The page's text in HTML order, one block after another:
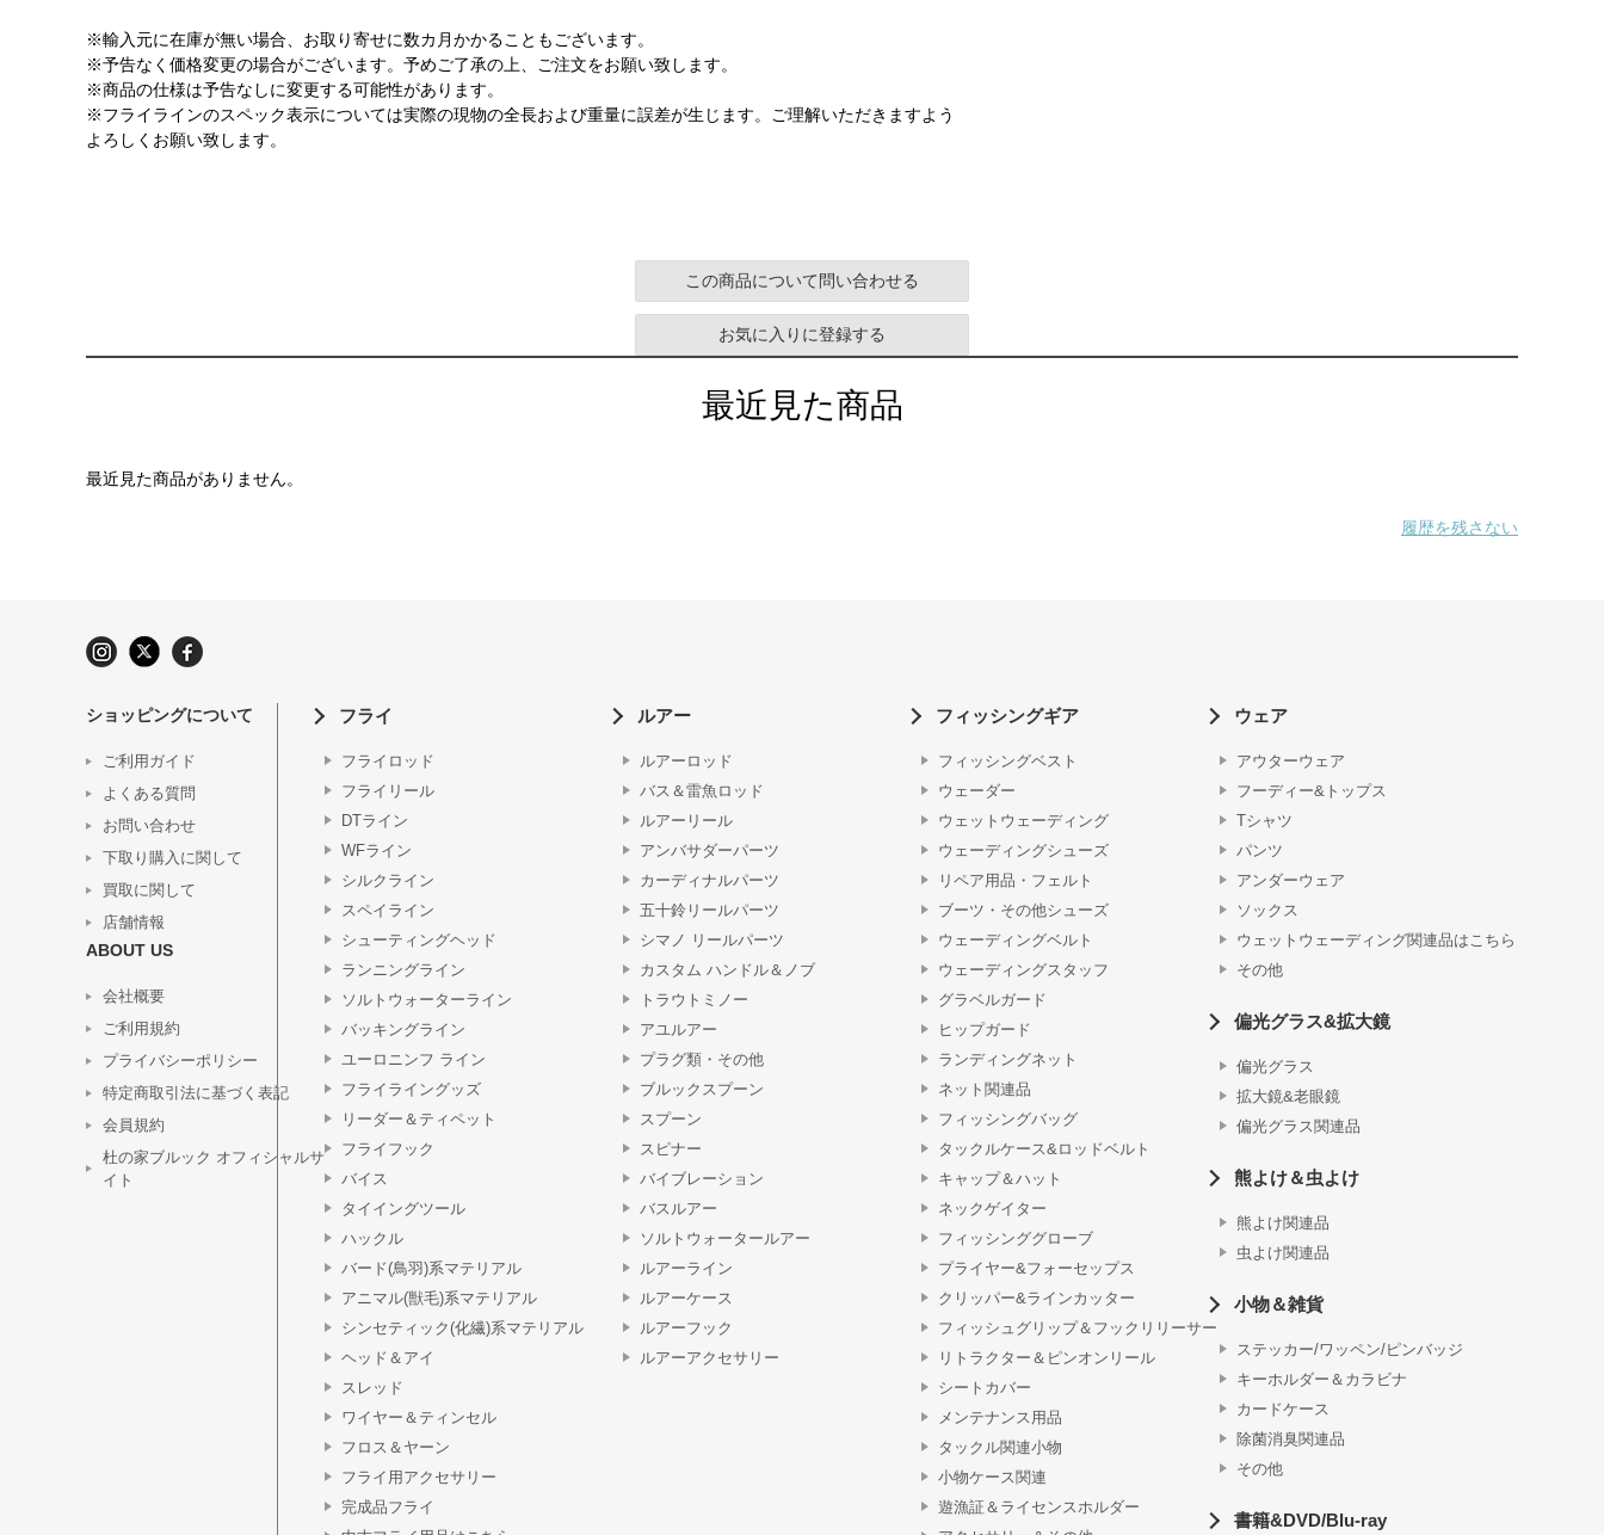
※輸入元に在庫が無い場合、お取り寄せに数カ月かかることもございます。
※予告なく価格変更の場合がございます。予めご了承の上、ご注文をお願い致します。
※商品の仕様は予告なしに変更する可能性があります。
※フライラインのスペック表示については実際の現物の全長および重量に誤差が生じます。ご理解いただきますよう
よろしくお願い致します。
この商品について問い合わせる
お気に入りに登録する
最近見た商品
最近見た商品がありません。
履歴を残さない
ショッピングについて
ご利用ガイド
よくある質問
お問い合わせ
下取り購入に関して
買取に関して
店舗情報
ABOUT US
会社概要
ご利用規約
プライバシーポリシー
特定商取引法に基づく表記
会員規約
杜の家ブルック オフィシャルサ
イト
フライ
フライロッド
フライリール
DTライン
WFライン
シルクライン
スペイライン
シューティングヘッド
ランニングライン
ソルトウォーターライン
バッキングライン
ユーロニンフ ライン
フライライングッズ
リーダー＆ティペット
フライフック
バイス
タイイングツール
ハックル
バード(鳥羽)系マテリアル
アニマル(獣毛)系マテリアル
シンセティック(化繊)系マテリアル
ヘッド＆アイ
スレッド
ワイヤー＆ティンセル
フロス＆ヤーン
フライ用アクセサリー
完成品フライ
ルアー
ルアーロッド
バス＆雷魚ロッド
ルアーリール
アンバサダーパーツ
カーディナルパーツ
五十鈴リールパーツ
シマノ リールパーツ
カスタム ハンドル＆ノブ
トラウトミノー
アユルアー
プラグ類・その他
ブルックスプーン
スプーン
スピナー
バイブレーション
バスルアー
ソルトウォータールアー
ルアーライン
ルアーケース
ルアーフック
ルアーアクセサリー
フィッシングギア
フィッシングベスト
ウェーダー
ウェットウェーディング
ウェーディングシューズ
リペア用品・フェルト
ブーツ・その他シューズ
ウェーディングベルト
ウェーディングスタッフ
グラベルガード
ヒップガード
ランディングネット
ネット関連品
フィッシングバッグ
タックルケース&ロッドベルト
キャップ＆ハット
ネックゲイター
フィッシンググローブ
プライヤー&フォーセップス
クリッパー&ラインカッター
フィッシュグリップ＆フックリリーサー
リトラクター＆ピンオンリール
シートカバー
メンテナンス用品
タックル関連小物
小物ケース関連
遊漁証＆ライセンスホルダー
ウェア
アウターウェア
フーディー&トップス
Tシャツ
パンツ
アンダーウェア
ソックス
ウェットウェーディング関連品はこちら
その他
偏光グラス&拡大鏡
偏光グラス
拡大鏡&老眼鏡
偏光グラス関連品
熊よけ＆虫よけ
熊よけ関連品
虫よけ関連品
小物＆雑貨
ステッカー/ワッペン/ピンバッジ
キーホルダー＆カラビナ
カードケース
除菌消臭関連品
その他
書籍&DVD/Blu-ray